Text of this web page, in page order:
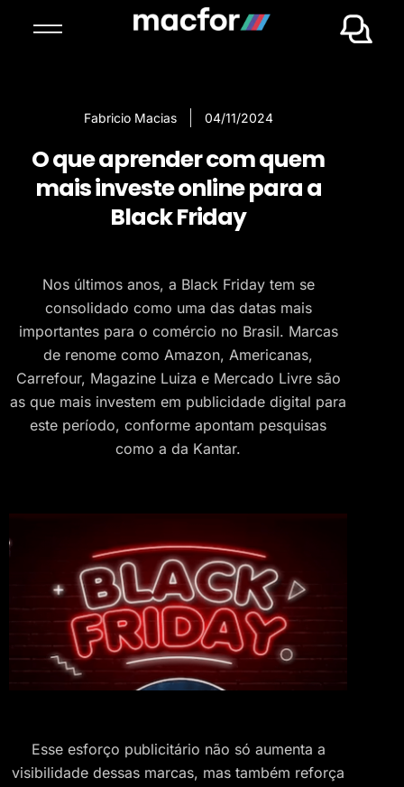
Fabricio Macias 04/11/2024
O que aprender com quem
mais investe online para a
Black Friday
Nos últimos anos, a Black Friday tem se
consolidado como uma das datas mais
importantes para o comércio no Brasil. Marcas
de renome como Amazon, Americanas,
Carrefour, Magazine Luiza e Mercado Livre são
as que mais investem em publicidade digital para
este período, conforme apontam pesquisas
como a da Kantar.
Esse esforço publicitário não só aumenta a
visibilidade dessas marcas, mas também reforça